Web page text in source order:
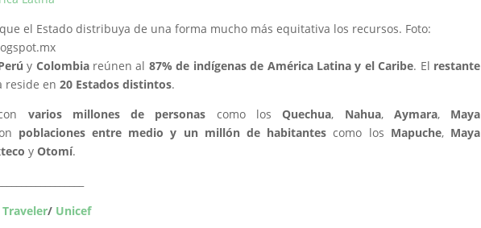
que el Estado distribuya de una forma mucho más equitativa los recursos. Foto:
y Colombiareúnen al 87% de indígenas de América Latina y el Caribe. El restante
reside en20 Estados distintos.
varios millones de personas como losQuechua, Nahua,Aymara, Maya
poblaciones entre medio y un millón de habitantes como los Mapuche, Maya
yOtomí.
/ Unicef